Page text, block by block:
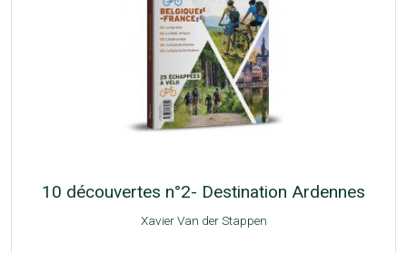
10 découvertes n°2- Destination Ardennes
Xavier Van der Stappen